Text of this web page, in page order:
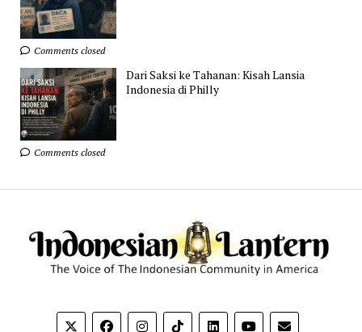
Comments closed
Dari Saksi ke Tahanan: Kisah Lansia
Indonesia di Philly
Comments closed